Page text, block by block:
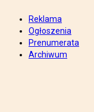
Reklama
Ogłoszenia
Prenumerata
Archiwum